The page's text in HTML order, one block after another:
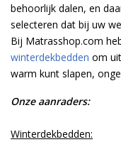
behoorlijk dalen, en
selecteren dat bij uw
Bij Matrasshop.com
winterdekbedden om
warm kunt slapen,
Onze aanraders:
Winterdekbedden: